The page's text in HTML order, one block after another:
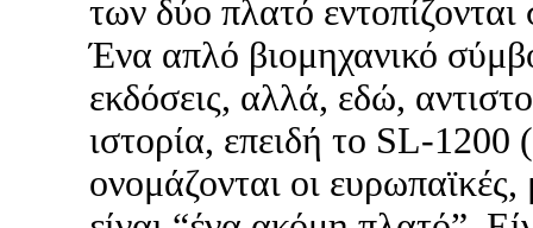
των δύο πλατό
Ένα απλό βιομηχανικό
εκδόσεις, αλλά, εδώ,
ιστορία, επειδή το SL-
ονομάζονται οι